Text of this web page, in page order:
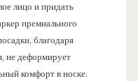
лицо и придать
премиального
благодаря
не деформирует
комфорт в носке.